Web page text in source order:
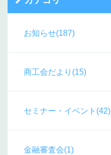
お知らせ(187)
商工会だより(15)
セミナー・イベント(42)
金融審査会(1)